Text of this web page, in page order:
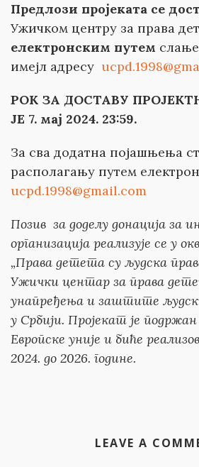
Предлози пројеката се
Ужичком центру за права
електронским путем
имејл адресу
РОК ЗА ДОСТАВУ
ЈЕ 7. мај 2024. 23:59.
За сва додатна појашњења
располагању путем
ucpd.1998@gmail.com
Позив за доделу донација за
организација реализује се у
„Права детета су људска
Ужички центар за права
унапређења и заштите
у Србији. Пројекат је
Европске уније и биће
2024. до 2026. године.
LEAVE A